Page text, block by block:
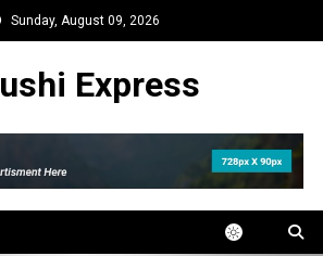
Sunday, August 09, 2026
Express